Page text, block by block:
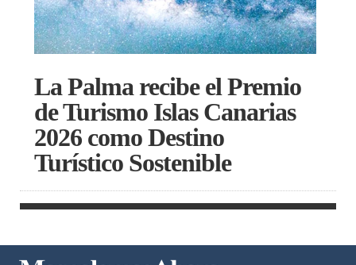
La Palma recibe el Premio
de Turismo Islas Canarias
2026 como Destino
Turístico Sostenible